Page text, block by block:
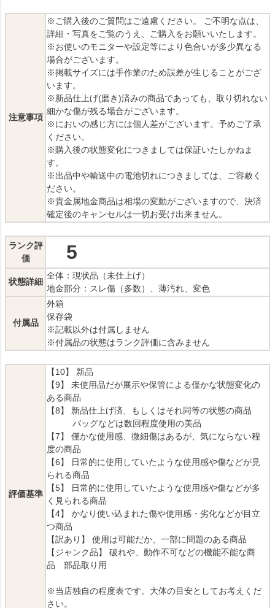
注意事項
※ご購入後のご質問はご遠慮ください。 ご不明な点は、
詳細・写真をご覧のうえ、ご購入をお願いいたします。
※お使いのモニターや設定等により色合いが多少異なる
場合がございます。
※掲載サイズには手作業のため誤差が生じることがござ
います。
※新品仕上げ(磨き)済みの商品であっても、取り切れない
細かな傷が残る場合がございます。
※においの感じ方には個人差がございます。予めご了承
ください。
※購入後の状態変化につきましては保証いたしかねま
す。
※出品中や輸送中の電池切れにつきましては、ご容赦く
ださい。
※貴金属地金商品は相場の変動がございますので、決済
確定後のキャンセルは一切お受け出来ません。
ランク評
価
5
状態詳細
全体：現状品（未仕上げ）
地金部分：スレ傷（多数）、薄汚れ、変色
付属品
外箱
保存袋
※記載以外は付属しません
※付属品の状態はランク評価に含みません
評価基準
【10】 新品
【9】 未使用品だが展示や保管による僅かな状態変化の
ある商品
【8】 新品仕上げ済、もしくはそれ同等の状態の商品
バッグなどは数回程度使用の美品
【7】 僅かな使用感、微細傷はあるが、気にならない程
度の商品
【6】 日常的に使用していたような使用感や傷などが見
られる商品
【5】 日常的に使用していたような使用感や傷などが多
く見られる商品
【4】 かなり使い込まれた傷や使用感・劣化などが目立
つ商品
【訳あり】 使用は可能だか、一部に問題のある商品
【ジャンク品】 破れや、動作不可などの機能不能な商
品 部品取り用
※当店独自の程度表です。大体の目安としてお考えくだ
さい。